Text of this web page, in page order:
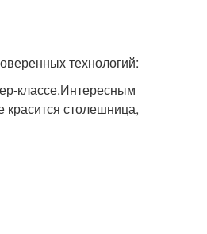
технологий:
классе.Интересным
красится столешница,